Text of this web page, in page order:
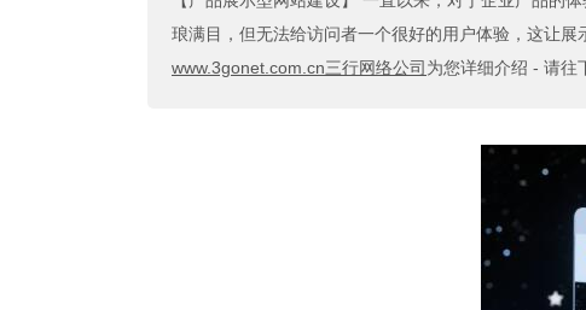
琅满目，但无法给访问者一个很好的用户体验，这让
www.3gonet.com.cn三行网络公司 为您详细介绍 - 请往